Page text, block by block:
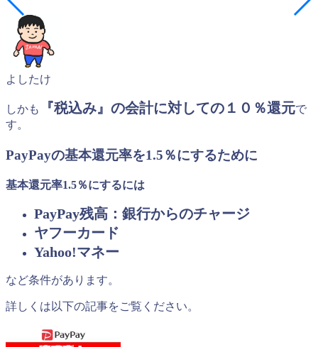
よしたけ
しかも 『税込み』の会計に対しての１０％還元で
す。
PayPayの基本還元率を1.5％にするために
基本還元率1.5％にするには
PayPay残高：銀行からのチャージ
ヤフーカード
Yahoo!マネー
など条件があります。
詳しくは以下の記事をご覧ください。